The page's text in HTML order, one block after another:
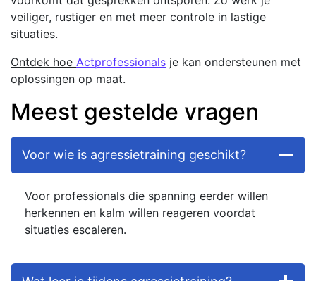
veiliger, rustiger en met meer controle in lastige
situaties.
Ontdek hoe Actprofessionals je kan ondersteunen met
oplossingen op maat.
Meest gestelde vragen
Voor wie is agressietraining geschikt?
Voor professionals die spanning eerder willen
herkennen en kalm willen reageren voordat
situaties escaleren.